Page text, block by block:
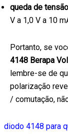
queda de
V a 1,0 V a 10
Portanto, se
4148 Berapa
lembre-se de
polarização
/ comutação,
diodo 4148 para